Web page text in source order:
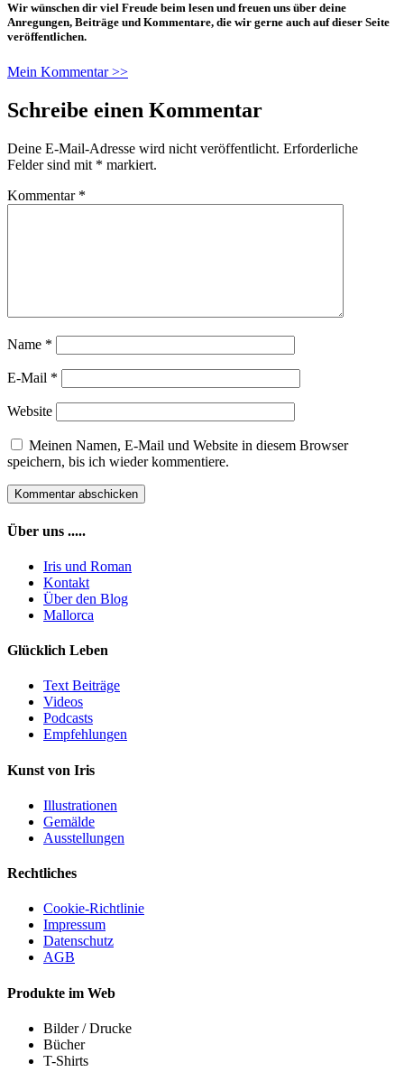
Wir wünschen dir viel Freude beim lesen und freuen uns über deine
Anregungen, Beiträge und Kommentare, die wir gerne auch auf dieser Seite
veröffentlichen.
Mein Kommentar >>
Schreibe einen Kommentar
Deine E-Mail-Adresse wird nicht veröffentlicht. Erforderliche
Felder sind mit * markiert.
Kommentar *
Name *
E-Mail *
Website
Meinen Namen, E-Mail und Website in diesem Browser
speichern, bis ich wieder kommentiere.
Über uns .....
Iris und Roman
Kontakt
Über den Blog
Mallorca
Glücklich Leben
Text Beiträge
Videos
Podcasts
Empfehlungen
Kunst von Iris
Illustrationen
Gemälde
Ausstellungen
Rechtliches
Cookie-Richtlinie
Impressum
Datenschutz
AGB
Produkte im Web
Bilder / Drucke
Bücher
T-Shirts